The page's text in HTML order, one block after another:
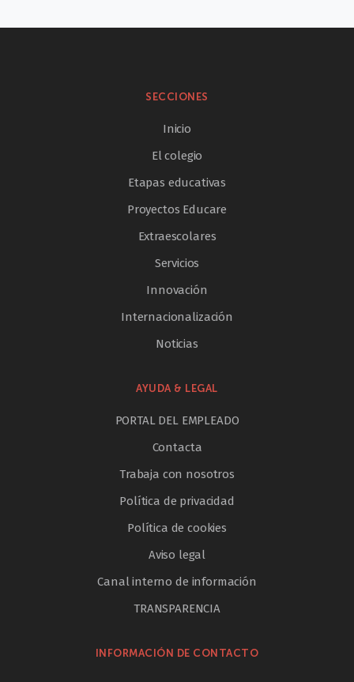
SECCIONES
Inicio
El colegio
Etapas educativas
Proyectos Educare
Extraescolares
Servicios
Innovación
Internacionalización
Noticias
AYUDA & LEGAL
PORTAL DEL EMPLEADO
Contacta
Trabaja con nosotros
Política de privacidad
Política de cookies
Aviso legal
Canal interno de información
TRANSPARENCIA
INFORMACIÓN DE CONTACTO